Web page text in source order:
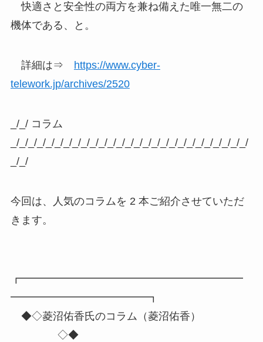
快適さと安全性の両方を兼ね備えた唯一無二の
機体である、と。
詳細は⇒
https://www.cyber-
telework.jp/archives/2520
_/_/ コラム
_/_/_/_/_/_/_/_/_/_/_/_/_/_/_/_/_/_/_/_/_/_/_/_/_/_/_/
_/_/
今回は、人気のコラムを 2 本ご紹介させていただ
きます。
┏━━━━━━━━━━━━━━━━━━━━━
━━━━━━━━━━━━━┓
◆◇菱沼佑香氏のコラム（菱沼佑香）
◇◆